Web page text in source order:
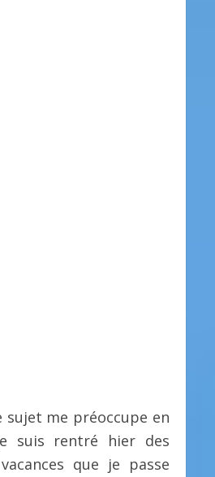
sujet me préoccupe en
suis rentré hier des
que je passe